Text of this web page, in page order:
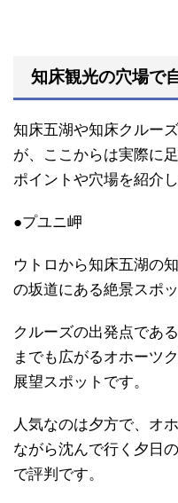
知床観光の穴場で
知床五湖や知床クルー
が、ここからは実際に
ポイントや穴場を紹介し
●プユニ岬
ウトロから知床五湖の
の坂道にある絶景スポッ
クルーズの出発点であ
までも広がるオホーツ
展望スポットです。
人気なのは夕方で、オ
ながら沈んで行く夕日
で評判です。